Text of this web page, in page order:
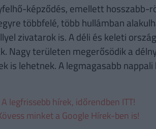
képződés, emellett hosszabb-
többfelé, több hullámban
zivatarok is. A déli és keleti
Nagy területen megerősödik a
is lehetnek. A legmagasabb
A legfrissebb hírek, időrendben ITT!
minket a Google Hírek-ben is!